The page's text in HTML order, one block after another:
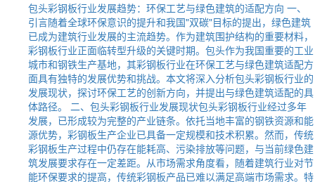
包头彩钢板行业发展趋势：环保工艺与绿色建筑的适配方向 一、
引言随着全球环保意识的提升和我国"双碳"目标的提出，绿色建筑
已成为建筑行业发展的主流趋势。作为建筑围护结构的重要材料，
彩钢板行业正面临转型升级的关键时期。包头作为我国重要的工业
城市和钢铁生产基地，其彩钢板行业在环保工艺与绿色建筑适配方
面具有独特的发展优势和挑战。本文将深入分析包头彩钢板行业的
发展现状，探讨环保工艺的创新方向，并提出与绿色建筑适配的具
体路径。 二、包头彩钢板行业发展现状包头彩钢板行业经过多年
发展，已形成较为完整的产业链条。依托当地丰富的钢铁资源和能
源优势，彩钢板生产企业已具备一定规模和技术积累。然而，传统
彩钢板生产过程中仍存在能耗高、污染排放等问题，与当前绿色建
筑发展要求存在一定差距。从市场需求角度看，随着建筑行业对节
能环保要求的提高，传统彩钢板产品已难以满足高端市场需求。特